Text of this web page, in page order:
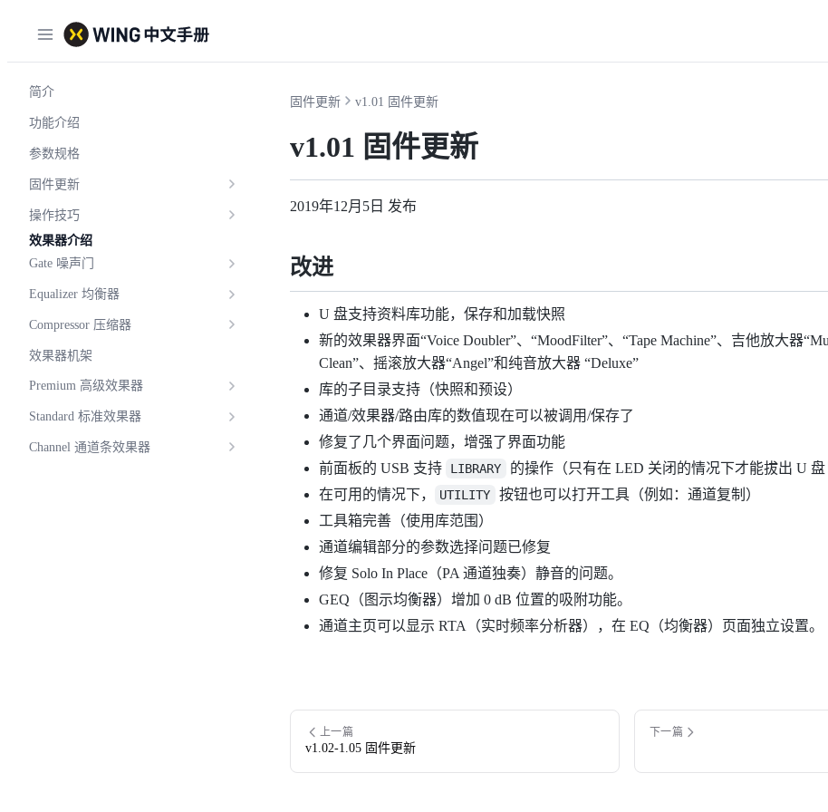
简介
功能介绍
参数规格
固件更新
操作技巧
效果器介绍
Gate 噪声门
Equalizer 均衡器
Compressor 压缩器
效果器机架
Premium 高级效果器
Standard 标准效果器
Channel 通道条效果器
固件更新 v1.01 固件更新
v1.01 固件更新
2019年12月5日 发布
改进
U 盘支持资料库功能，保存和加载快照
新的效果器界面“Voice Doubler”、“MoodFilter”、“Tape Machine”、吉他放大器
Clean”、摇滚放大器“Angel”和纯音放大器 “Deluxe”
库的子目录支持（快照和预设）
通道/效果器/路由库的数值现在可以被调用/保存了
修复了几个界面问题，增强了界面功能
前面板的 USB 支持
LIBRARY
的操作（只有在 LED 关闭的情况下才能拔出 U 盘
在可用的情况下，
UTILITY
按钮也可以打开工具（例如：通道复制）
工具箱完善（使用库范围）
通道编辑部分的参数选择问题已修复
修复 Solo In Place（PA 通道独奏）静音的问题。
GEQ（图示均衡器）增加 0 dB 位置的吸附功能。
通道主页可以显示 RTA（实时频率分析器），在 EQ（均衡器）页面独立设置。
上一篇
v1.02-1.05 固件更新
下一篇